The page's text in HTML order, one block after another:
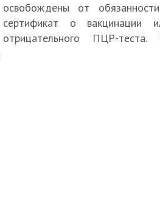
освобождены от
сертификат о вакцинации
отрицательного ПЦР-теста.